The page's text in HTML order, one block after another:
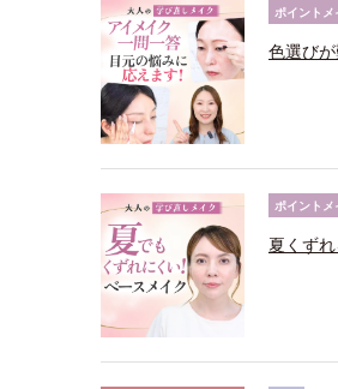
ポイントメ
色選び
ポイントメ
夏くず